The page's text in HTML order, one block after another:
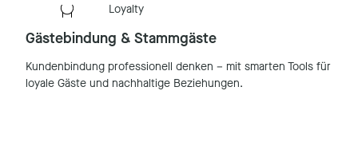
Loyalty
Gästebindung & Stammgäste
Kundenbindung professionell denken – mit smarten Tools für
loyale Gäste und nachhaltige Beziehungen.